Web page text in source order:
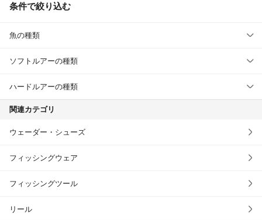
条件で絞り込む
魚の種類
ソフトルアーの種類
ハードルアーの種類
関連カテゴリ
ウェーダー・シューズ
フィッシングウェア
フィッシングツール
リール